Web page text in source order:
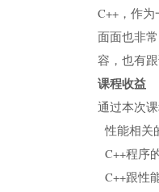
C++，作
面面也非
容，也有
课程收益
通过本次
性能相关
C++程序
C++跟性